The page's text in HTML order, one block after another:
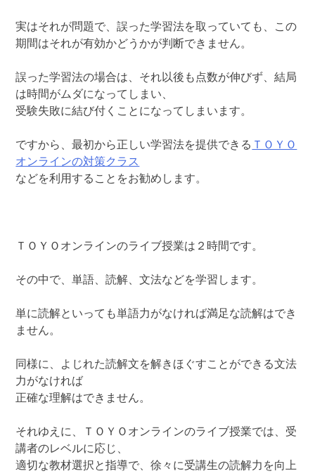
実はそれが問題で、誤った学習法を取っていても、この
期間はそれが有効かどうかが判断できません。
誤った学習法の場合は、それ以後も点数が伸びず、結局
は時間がムダになってしまい、
受験失敗に結び付くことになってしまいます。
ですから、最初から正しい学習法を提供できる ＴＯＹＯ
オンラインの対策クラス
などを利用することをお勧めします。
ＴＯＹＯオンラインのライブ授業は２時間です。
その中で、単語、読解、文法などを学習します。
単に読解といっても単語力がなければ満足な読解はでき
ません。
同様に、よじれた読解文を解きほぐすことができる文法
力がなければ
正確な理解はできません。
それゆえに、ＴＯＹＯオンラインのライブ授業では、受
講者のレベルに応じ、
適切な教材選択と指導で、徐々に受講生の読解力を向上